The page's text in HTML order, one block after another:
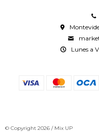
Lunes a
© Copyright 2026 / Mix UP